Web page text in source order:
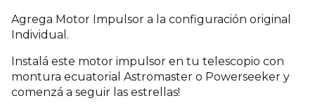
Agrega Motor Impulsor a la configuración original
Individual.
Instalá este motor impulsor en tu telescopio con
montura ecuatorial Astromaster o Powerseeker y
comenzá a seguir las estrellas!